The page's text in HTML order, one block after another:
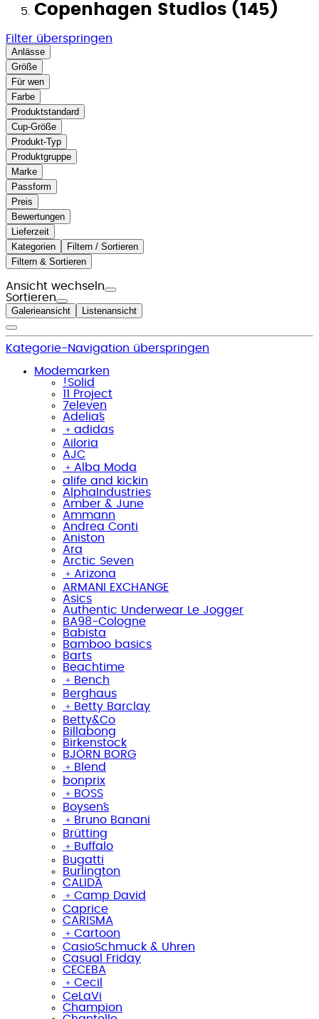
Copenhagen Studios (145)
Filter überspringen
Anlässe
Größe
Für wen
Farbe
Produktstandard
Cup-Größe
Produkt-Typ
Produktgruppe
Marke
Passform
Preis
Bewertungen
Lieferzeit
Kategorien
Filtern / Sortieren
Filtern & Sortieren
Ansicht wechseln
Sortieren
Galerieansicht Listenansicht
Kategorie-Navigation überspringen
Modemarken
!Solid
11 Project
7eleven
Adelia´s
﹢ adidas
Ailoria
AJC
﹢ Alba Moda
alife and kickin
AlphaIndustries
Amber & June
Ammann
Andrea Conti
Aniston
Ara
Arctic Seven
﹢ Arizona
ARMANI EXCHANGE
Asics
Authentic Underwear Le Jogger
BA98-Cologne
Babista
Bamboo basics
Barts
Beachtime
﹢ Bench
Berghaus
﹢ Betty Barclay
Betty&Co
Billabong
Birkenstock
BJÖRN BORG
﹢ Blend
bonprix
﹢ BOSS
Boysen´s
﹢ Bruno Banani
Brütting
﹢ Buffalo
Bugatti
Burlington
CALIDA
﹢ Camp David
Caprice
CARISMA
﹢ Cartoon
CasioSchmuck & Uhren
Casual Friday
CECEBA
﹢ Cecil
CeLaVi
Champion